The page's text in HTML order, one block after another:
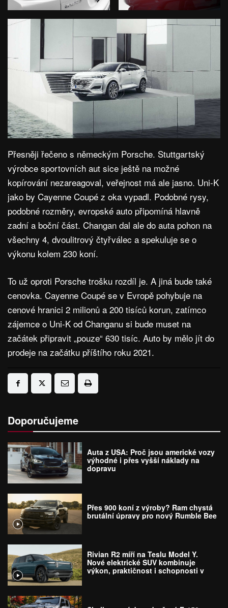
Přesněji řečeno s německým Porsche. Stuttgartský
výrobce sportovních aut sice ještě na možné
kopírování nezareagoval, veřejnost má ale jasno. Uni-K
jako by Cayenne Coupé z oka vypadl. Podobné rysy,
podobné rozměry, evropské auto připomíná hlavně
zadní a boční část. Changan dal ale do auta pohon na
všechny 4, dvoulitrový čtyřválec a spekuluje se o
výkonu kolem 230 koní.
To už oproti Porsche trošku rozdíl je. A jiná bude také
cenovka. Cayenne Coupé se v Evropě pohybuje na
cenové hranici 2 milionů a 200 tisíců korun, zatímco
zájemce o Uni-K od Changanu si bude muset na
začátek připravit „pouze“ 630 tisíc. Auto by mělo jít do
prodeje na začátku příštího roku 2021.
Doporučujeme
Auta z USA: Proč jsou americké vozy
výhodné i přes vyšší náklady na
dopravu
Přes 900 koní z výroby? Ram chystá
brutální úpravy pro nový Rumble Bee
Rivian R2 míří na Teslu Model Y.
Nové elektrické SUV kombinuje
výkon, praktičnost i schopnosti v